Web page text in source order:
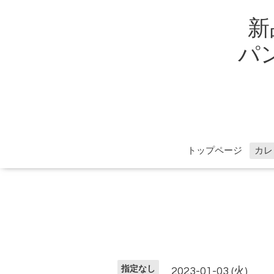
パ
トップページ カ
指定なし 2023-01-03 (火)